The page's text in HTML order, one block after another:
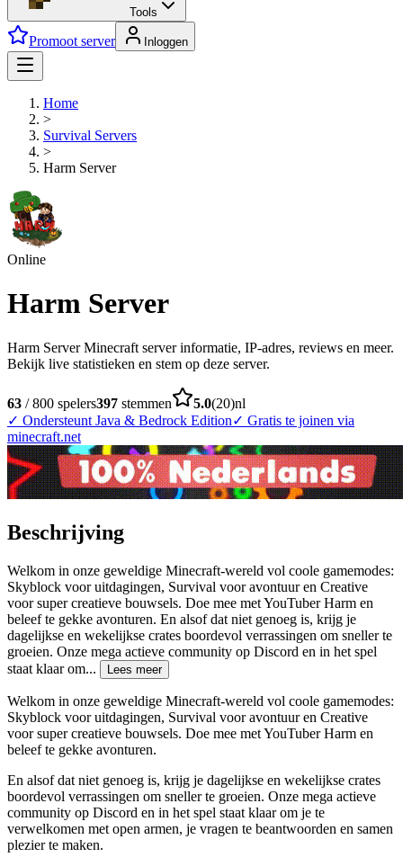
Tools
Promoot server Inloggen
Home
>
Survival Servers
>
Harm Server
Online
Harm Server
Harm Server Minecraft server informatie, IP-adres, reviews en meer.
Bekijk live statistieken en stem op deze server.
63 /800 spelers397 stemmen 5.0(20)nl
✓ Ondersteunt Java & Bedrock Edition✓ Gratis te joinen via
minecraft.net
Beschrijving
Welkom in onze geweldige Minecraft-wereld vol coole gamemodes:
Skyblock voor uitdagingen, Survival voor avontuur en Creative
voor super creatieve bouwsels. Doe mee met YouTuber Harm en
beleef te gekke avonturen. En alsof dat niet genoeg is, krijg je
dagelijkse en wekelijkse crates boordevol verrassingen om sneller te
groeien. Onze mega actieve community op Discord en in het spel
staat klaar om... Lees meer
Welkom in onze geweldige Minecraft-wereld vol coole gamemodes:
Skyblock voor uitdagingen, Survival voor avontuur en Creative
voor super creatieve bouwsels. Doe mee met YouTuber Harm en
beleef te gekke avonturen.
En alsof dat niet genoeg is, krijg je dagelijkse en wekelijkse crates
boordevol verrassingen om sneller te groeien. Onze mega actieve
community op Discord en in het spel staat klaar om je te
verwelkomen met open armen, je vragen te beantwoorden en samen
plezier te maken.